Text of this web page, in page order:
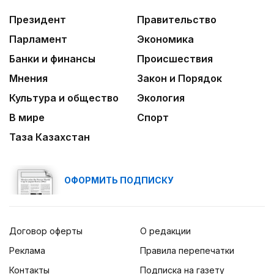
03:00
Идет по городу трамвай
03:30
Нужен ли бумажный документ?
Президент
Правительство
Парламент
Экономика
Банки и финансы
Происшествия
Мнения
Закон и Порядок
Культура и общество
Экология
В мире
Спорт
Таза Казахстан
ОФОРМИТЬ ПОДПИСКУ
Договор оферты
Реклама
Контакты
О редакции
Правила перепечатки
Подписка на газету